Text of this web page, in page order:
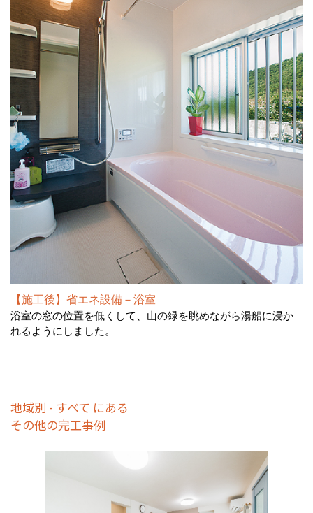
【施工後】省エネ設備－浴室
浴室の窓の位置を低くして、山の緑を眺めながら湯船に浸か
れるようにしました。
地域別 - すべて にある
その他の完工事例